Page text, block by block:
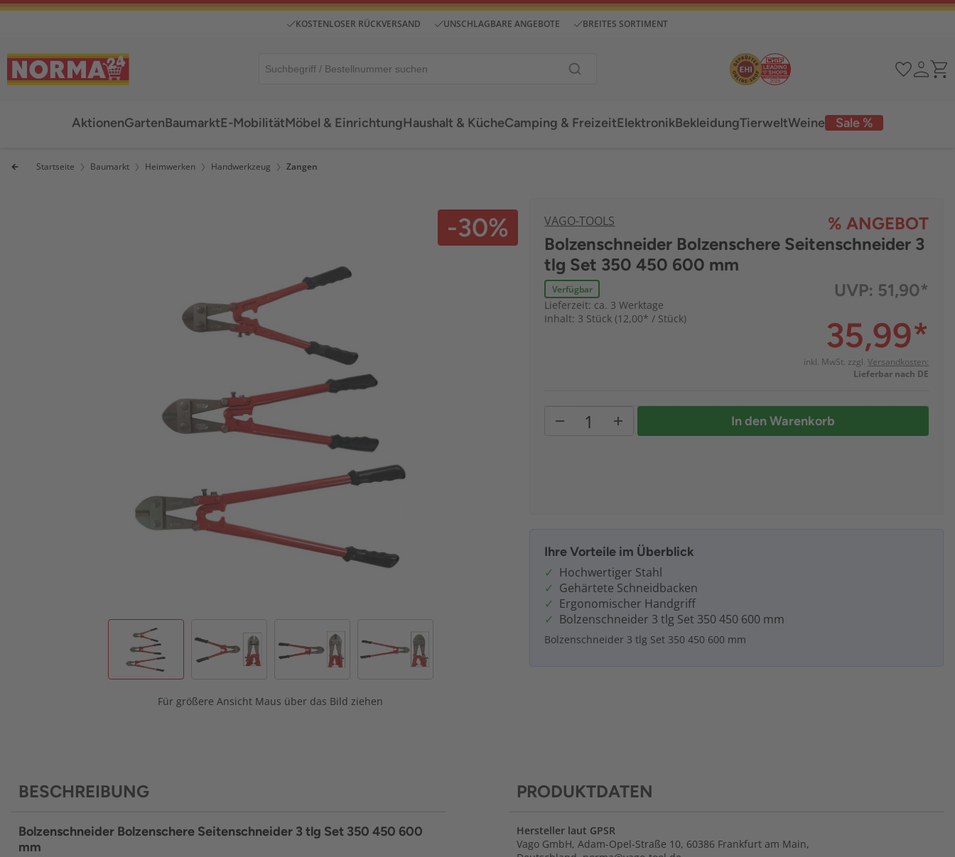
KOSTENLOSER RÜCKVERSAND UNSCHLAGBARE ANGEBOTE BREITES SORTIMENT
AktionenGartenBaumarktE-MobilitätMöbel & EinrichtungHaushalt & KücheCamping & Freizeit Sale %
ElektronikBekleidungTierweltWeine
Startseite Baumarkt Heimwerken Handwerkzeug Zangen
Für größere Ansicht Maus über das Bild ziehen
-30% VAGO-TOOLS
% ANGEBOT
Bolzenschneider Bolzenschere Seitenschneider 3
tlg Set 350 450 600 mm
Verfügbar
Lieferzeit: ca. 3 Werktage
Inhalt: 3 Stück (12,00* / Stück)
UVP: 51,90*
35,99*
inkl. MwSt. zzgl. Versandkosten:
Lieferbar nach DE
In den Warenkorb
Ihre Vorteile im Überblick
Hochwertiger Stahl
Gehärtete Schneidbacken
Ergonomischer Handgriff
Bolzenschneider 3 tlg Set 350 450 600 mm
Bolzenschneider 3 tlg Set 350 450 600 mm
BESCHREIBUNG
Bolzenschneider Bolzenschere Seitenschneider 3 tlg Set 350 450 600
mm
PRODUKTDATEN
Hersteller laut GPSR
Vago GmbH, Adam-Opel-Straße 10, 60386 Frankfurt am Main,